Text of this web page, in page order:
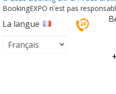
BookingEXPO n'est pas
La langue